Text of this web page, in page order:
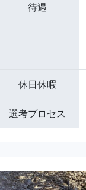
待遇
休日休暇
選考プロセス